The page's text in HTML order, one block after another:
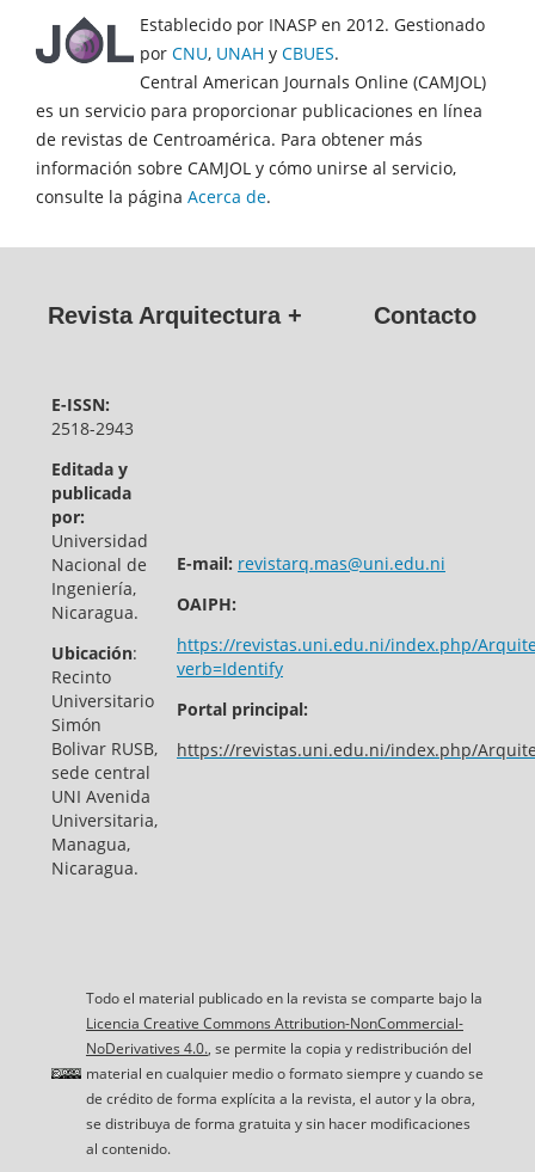
Establecido por INASP en 2012. Gestionado
por CNU, UNAH y CBUES.
Central American Journals Online (CAMJOL)
es un servicio para proporcionar publicaciones en línea
de revistas de Centroamérica. Para obtener más
información sobre CAMJOL y cómo unirse al servicio,
consulte la página Acerca de.
Revista Arquitectura + Contacto
E-ISSN:
2518-2943
Editada y
publicada
por:
Universidad
Nacional de
Ingeniería,
Nicaragua.
Ubicación:
Recinto
Universitario
Simón
Bolivar RUSB,
sede central
UNI Avenida
Universitaria,
Managua,
Nicaragua.
E-mail: revistarq.mas@uni.edu.ni
OAIPH:
https://revistas.uni.edu.ni/index.php/
verb=Identify
Portal principal:
https://revistas.uni.edu.ni/index.php/
Todo el material publicado en la revista se comparte bajo la
Licencia Creative Commons Attribution-NonCommercial-
NoDerivatives 4.0., se permite la copia y redistribución del
material en cualquier medio o formato siempre y cuando se
de crédito de forma explícita a la revista, el autor y la obra,
se distribuya de forma gratuita y sin hacer modificaciones
al contenido.